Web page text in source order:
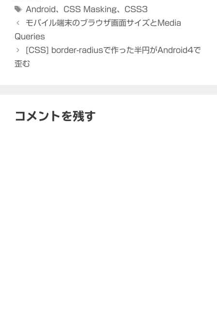
テ
ー
タ
グ
Android、 CSS Masking、 CSS3
モバイル端末のブラウザ画面サイズとMedia
Queries
[CSS] border-radiusで作った半円がAndroid4で
歪む
コメントを残す